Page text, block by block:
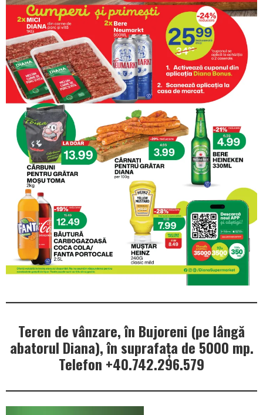
Teren de vânzare, în Bujoreni (pe lângă
abatorul Diana), în suprafața de 5000 mp.
Telefon +40.742.296.579